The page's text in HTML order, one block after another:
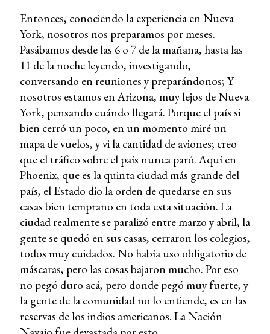
Entonces, conociendo la experiencia en Nueva
York, nosotros nos preparamos por meses.
Pasábamos desde las 6 o 7 de la mañana, hasta las
11 de la noche leyendo, investigando,
conversando en reuniones y preparándonos; Y
nosotros estamos en Arizona, muy lejos de Nueva
York, pensando cuándo llegará. Porque el país si
bien cerró un poco, en un momento miré un
mapa de vuelos, y vi la cantidad de aviones; creo
que el tráfico sobre el país nunca paró. Aquí en
Phoenix, que es la quinta ciudad más grande del
país, el Estado dio la orden de quedarse en sus
casas bien temprano en toda esta situación. La
ciudad realmente se paralizó entre marzo y abril, la
gente se quedó en sus casas, cerraron los colegios,
todos muy cuidados. No había uso obligatorio de
máscaras, pero las cosas bajaron mucho. Por eso
no pegó duro acá, pero donde pegó muy fuerte, y
la gente de la comunidad no lo entiende, es en las
reservas de los indios americanos. La Nación